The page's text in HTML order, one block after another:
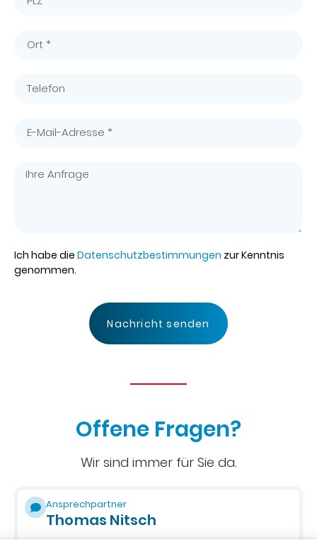
Ich habe die Datenschutzbestimmungen zur Kenntnis
genommen.
Nachricht senden
Offene Fragen?
Wir sind immer für Sie da.
Ansprechpartner
Thomas Nitsch